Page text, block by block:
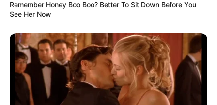
Remember Honey Boo Boo? Better To Sit Down Before You
See Her Now